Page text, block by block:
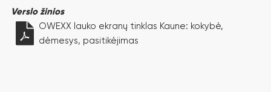
Verslo žinios
OWEXX lauko ekranų tinklas Kaune: kokybė,
dėmesys, pasitikėjimas